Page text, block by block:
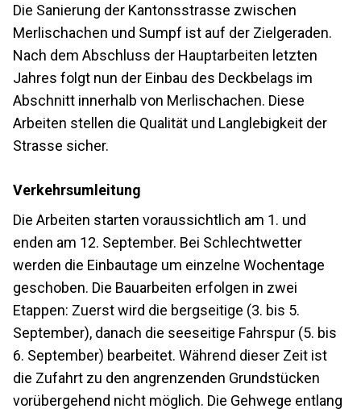
Die Sanierung der Kantonsstrasse zwischen
Merlischachen und Sumpf ist auf der Zielgeraden.
Nach dem Abschluss der Hauptarbeiten letzten
Jahres folgt nun der Einbau des Deckbelags im
Abschnitt innerhalb von Merlischachen. Diese
Arbeiten stellen die Qualität und Langlebigkeit der
Strasse sicher.
Verkehrsumleitung
Die Arbeiten starten voraussichtlich am 1. und
enden am 12. September. Bei Schlechtwetter
werden die Einbautage um einzelne Wochentage
geschoben. Die Bauarbeiten erfolgen in zwei
Etappen: Zuerst wird die bergseitige (3. bis 5.
September), danach die seeseitige Fahrspur (5. bis
6. September) bearbeitet. Während dieser Zeit ist
die Zufahrt zu den angrenzenden Grundstücken
vorübergehend nicht möglich. Die Gehwege entlang